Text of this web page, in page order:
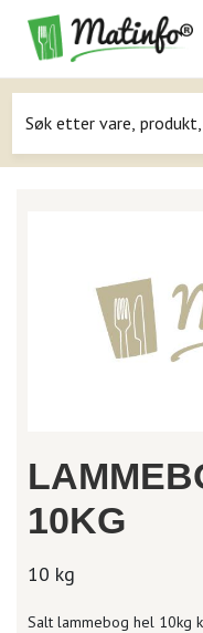
Navigasjon
10KG
10 kg
Salt lammebog hel 10kg